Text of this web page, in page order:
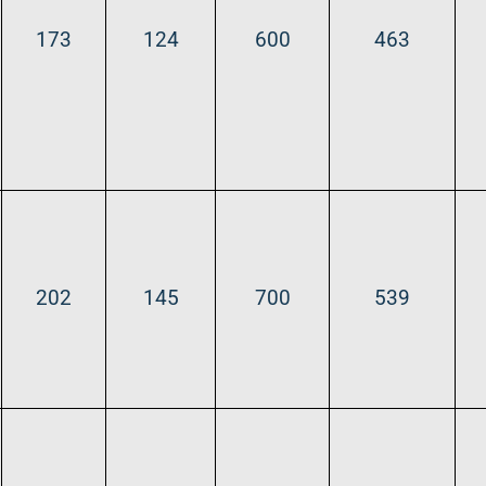
173 124 600 463
202 145 700 539